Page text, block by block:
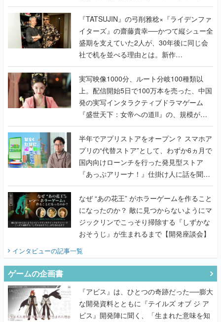
で作り込まれた理由を両ディレクターに聞
く
『TATSUJIN』の弓削雅稔×『ライデンファ
イターズ』の齋藤貴幸──かつて縦シュー全
盛期を支えていた2人が、30年後に同じ会
社で机を並べる理由とは。新作
『TATSUJIN EXTREME』で初タッグを組
んだレジェンド2人に訊く開発秘話
実写映像1000分、ルート分岐100種類以
上。配信開始5日で100万本を売った、中国
発の実写インタラクティブドラマゲーム
『盛世天下：女帝への道II』の、規模が違
うこだわりをプロデューサーに聞いた
半年でアプリストアをオープン？ スマホア
プリの“代替ストア”として、わずか6ヵ月で
国内向けローンチを行った発見型ストア
『あっぷアリーナ！』仕掛け人に話を聞い
てみた
なぜ “あの花王” がホラーゲームを作ること
になったのか？ 敵に見つからないようにマ
ジックリンでこっそり掃除する『しずかな
おそうじ』が生まれるまで【開発座談会】
インタビューの記事一覧
ゲームの企画書
『アビス』は、ひとつの奇跡だった──膨大
な開発資料とともに『テイルズ オブ ジ ア
ビス』開発陣に聞く、「生まれた意味を知